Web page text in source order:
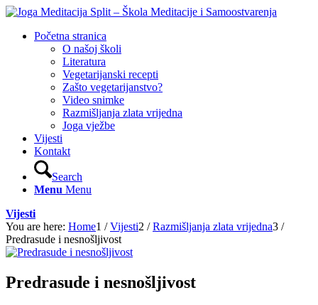
Početna stranica
O našoj školi
Literatura
Vegetarijanski recepti
Zašto vegetarijanstvo?
Video snimke
Razmišljanja zlata vrijedna
Joga vježbe
Vijesti
Kontakt
Search
Menu Menu
Vijesti
You are here: Home1 / Vijesti2 / Razmišljanja zlata vrijedna3 /
Predrasude i nesnošljivost
Predrasude i nesnošljivost